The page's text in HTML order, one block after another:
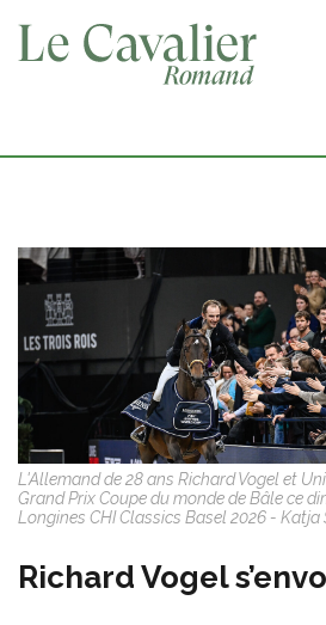
L'Allemand de 28 ans Richard Vogel et
Grand Prix Coupe du monde de Bâle ce
Longines CHI Classics Basel 2026 - Katja
Richard Vogel